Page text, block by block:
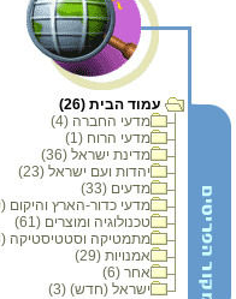
עמוד הבית (26)
מדעי החברה (4)
מדעי הרוח (1)
מדינת ישראל (36)
יהדות ועם ישראל (23)
מדעים (33)
מדעי כדור-הארץ והיקום (30)
טכנולוגיה ומוצרים (61)
מתמטיקה וסטטיסטיקה (48)
אמנויות (29)
אחר (6)
ישראל (חדש) (3)